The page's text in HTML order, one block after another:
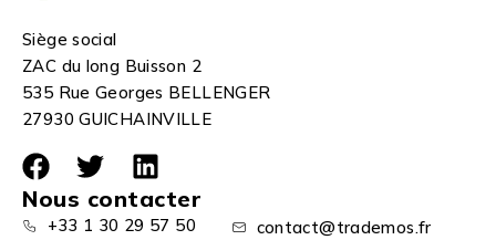
Siège social
ZAC du long Buisson 2
535 Rue Georges BELLENGER
27930 GUICHAINVILLE
Nous contacter
+33 1 30 29 57 50
contact@trademos.fr